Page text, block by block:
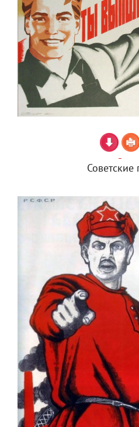
Советские